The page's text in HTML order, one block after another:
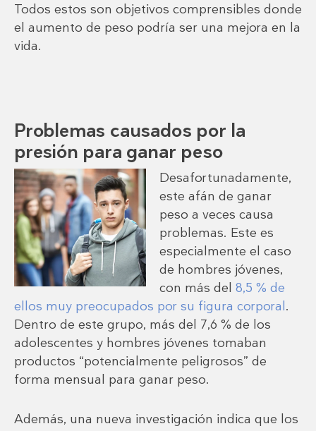
Todos estos son objetivos comprensibles donde
el aumento de peso podría ser una mejora en la
vida.
Problemas causados ​​por la
presión para ganar peso
Desafortunadamente,
este afán de ganar
peso a veces causa
problemas. Este es
especialmente el caso
de hombres jóvenes,
con más del8,5 % de
ellos muy preocupados por su figura corporal.
Dentro de este grupo, más del 7,6 % de los
adolescentes y hombres jóvenes tomaban
productos “potencialmente peligrosos” de
forma mensual para ganar peso.
Además, una nueva investigación indica que los